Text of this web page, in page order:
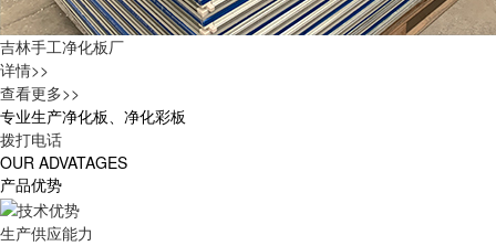
吉林手工净化板厂
详情>>
查看更多>>
专业生产净化板、净化彩板
拨打电话
OUR ADVATAGES
产品优势
生产供应能力